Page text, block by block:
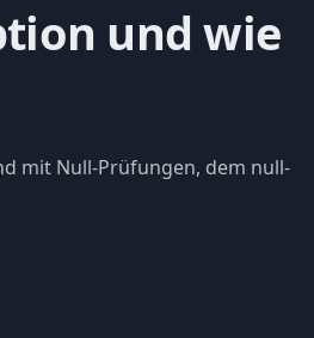
und wie
mit Null-Prüfungen, dem null-